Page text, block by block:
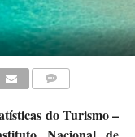
do Turismo –